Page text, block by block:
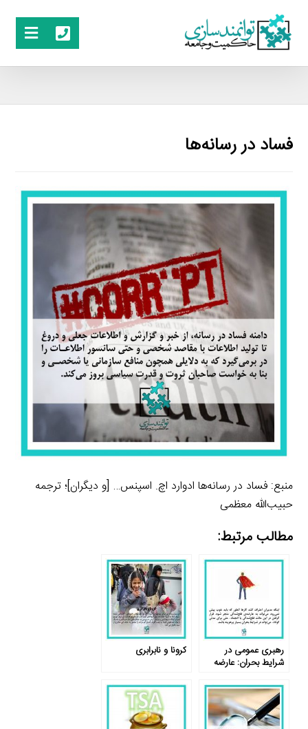
فساد در رسانه‌ها
منبع: فساد در رسانه‌ها ادوارد اچ. اسپنس… [و دیگران]؛ ترجمه
حبیب‌الله معظمی
مطالب مرتبط:
رهبری عمومی در
شرایط بحران: عارضه
کرونا و نابرابری